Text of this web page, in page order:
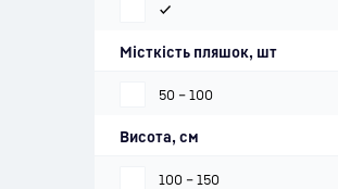
✔
Місткість пляшок, шт
50 – 100
Висота, см
100 – 150